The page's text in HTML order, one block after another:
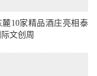
麓10家精品酒庄亮相泰
文创周